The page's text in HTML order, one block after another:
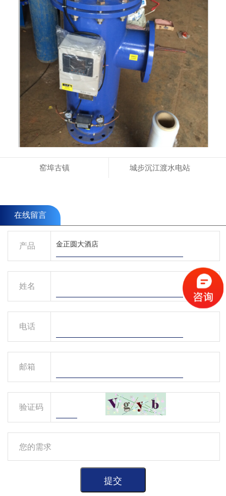
窑埠古镇 城步沉江渡水电站
在线留言
产品
姓名
电话
邮箱
验证码